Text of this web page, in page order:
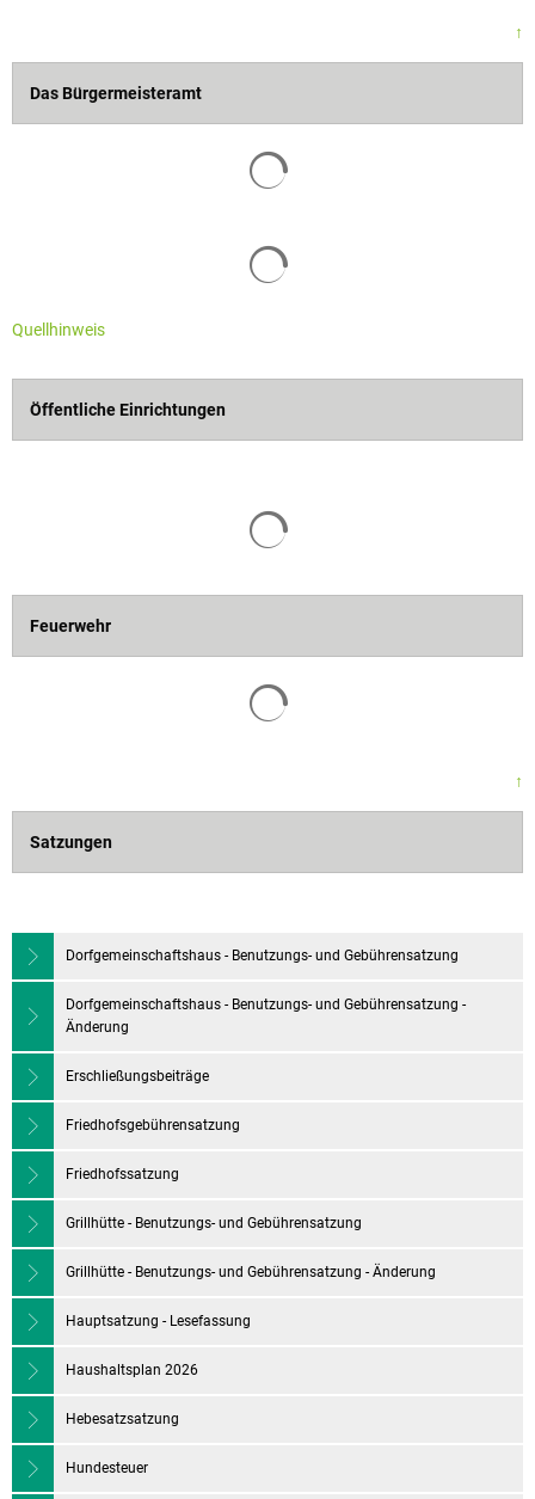
↑
Das Bürgermeisteramt
Quellhinweis
Öffentliche Einrichtungen
Feuerwehr
↑
Satzungen
Dorfgemeinschaftshaus - Benutzungs- und Gebührensatzung
Dorfgemeinschaftshaus - Benutzungs- und Gebührensatzung -
Änderung
Erschließungsbeiträge
Friedhofsgebührensatzung
Friedhofssatzung
Grillhütte - Benutzungs- und Gebührensatzung
Grillhütte - Benutzungs- und Gebührensatzung - Änderung
Hauptsatzung - Lesefassung
Haushaltsplan 2026
Hebesatzsatzung
Hundesteuer